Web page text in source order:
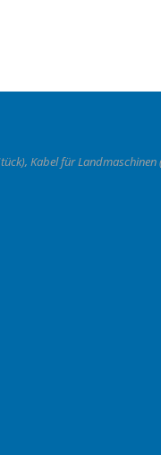
,Kabel für Landmaschinen